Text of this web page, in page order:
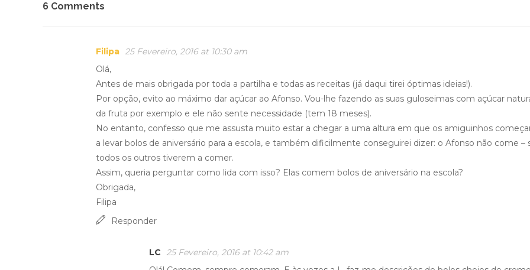
6 Comments
Filipa 25 Fevereiro, 2016 at 10:30 am
Olá,
Antes de mais obrigada por toda a partilha e todas as receitas (já daqui tirei óptimas ideias!).
Por opção, evito ao máximo dar açúcar ao Afonso. Vou-lhe fazendo as suas guloseimas com açúcar
da fruta por exemplo e ele não sente necessidade (tem 18 meses).
No entanto, confesso que me assusta muito estar a chegar a uma altura em que os amiguinhos
a levar bolos de aniversário para a escola, e também dificilmente conseguirei dizer: o Afonso não come –
todos os outros tiverem a comer.
Assim, queria perguntar como lida com isso? Elas comem bolos de aniversário na escola?
Obrigada,
Filipa
Responder
LC
25 Fevereiro, 2016 at 10:42 am